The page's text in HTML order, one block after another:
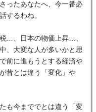
ったあなたへ、今一番必
するわね。
…、日本の物価上昇…、
、大変な人が多いかと思
前に進もうとする経済や
昔とは違う「変化」や
も今まででとは違う「変